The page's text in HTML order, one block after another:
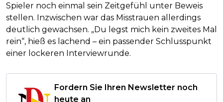
Spieler noch einmal sein Zeitgefühl unter Beweis
stellen. Inzwischen war das Misstrauen allerdings
deutlich gewachsen. „Du legst mich kein zweites Mal
rein“, hieß es lachend – ein passender Schlusspunkt
einer lockeren Interviewrunde.
Fordern Sie Ihren Newsletter noch
heute an